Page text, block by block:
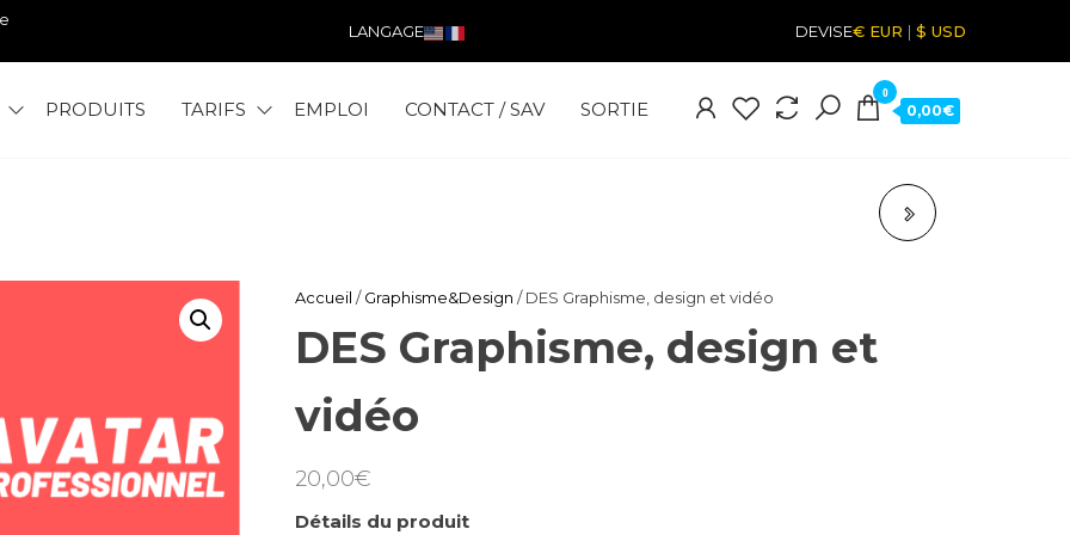
LANGAGE DEVISE€ EUR | $ USD
PRODUITS TARIFS EMPLOI CONTACT / SAV SORTIE
0
0,00€
Accueil /Graphisme&Design / DES Graphisme, design et vidéo
DES Graphisme, design et
vidéo
20,00€
Détails du produit